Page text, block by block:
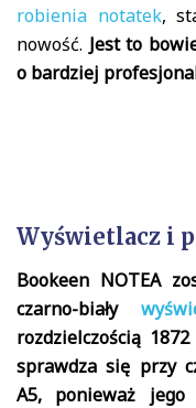
robienia notatek,
nowość. Jest to
o bardziej
Wyświetlacz i
Bookeen NOTEA
czarno-biały
rozdzielczością
sprawdza się przy
A5, ponieważ